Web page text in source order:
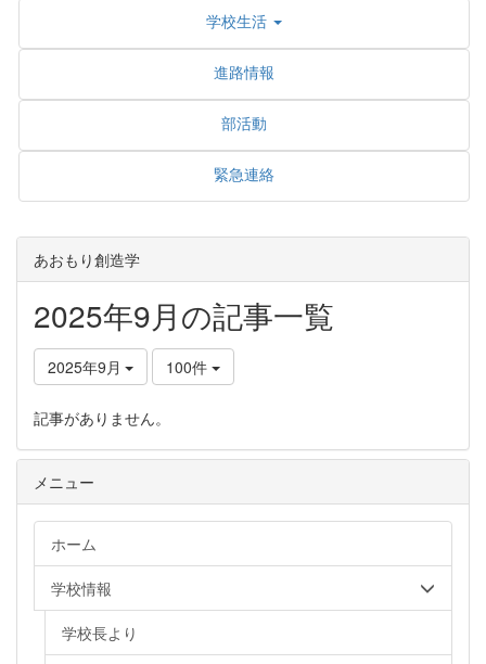
学校生活
進路情報
部活動
緊急連絡
あおもり創造学
2025年9月の記事一覧
2025年9月 100件
記事がありません。
メニュー
ホーム
学校情報
学校長より